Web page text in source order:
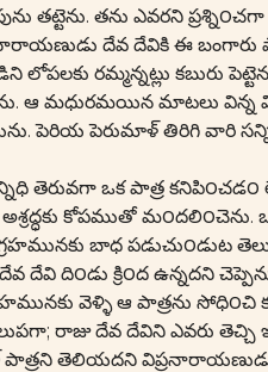
తట్టెను. తను ఎవరని
దేవ దేవికి ఈ బంగారు
రమ్మన్నట్లు కబురు
ఆ మధురమయిన మాటలు విన్న
పెరుమాళ్ తిరిగి వారి
తెరువగా ఒక పాత్ర కనిపి౦చడ౦
అశ్రద్ధకు కోపముతో
బాధ పడుచు౦డుట
దేవి ది౦డు క్రి౦ద ఉన్నదని
వెళ్ళి ఆ పాత్రను
రాజు దేవ దేవిని ఎవరు
పాత్రని తెలియదని